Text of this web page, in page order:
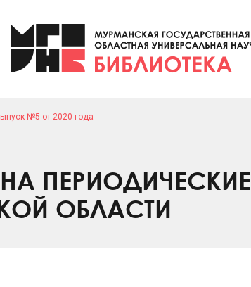
№5 от 2020 года
ПЕРИОДИЧЕСКИЕ
ОБЛАСТИ